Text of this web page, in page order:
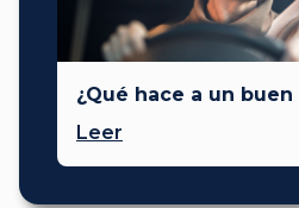
¿Qué hace a un
Leer